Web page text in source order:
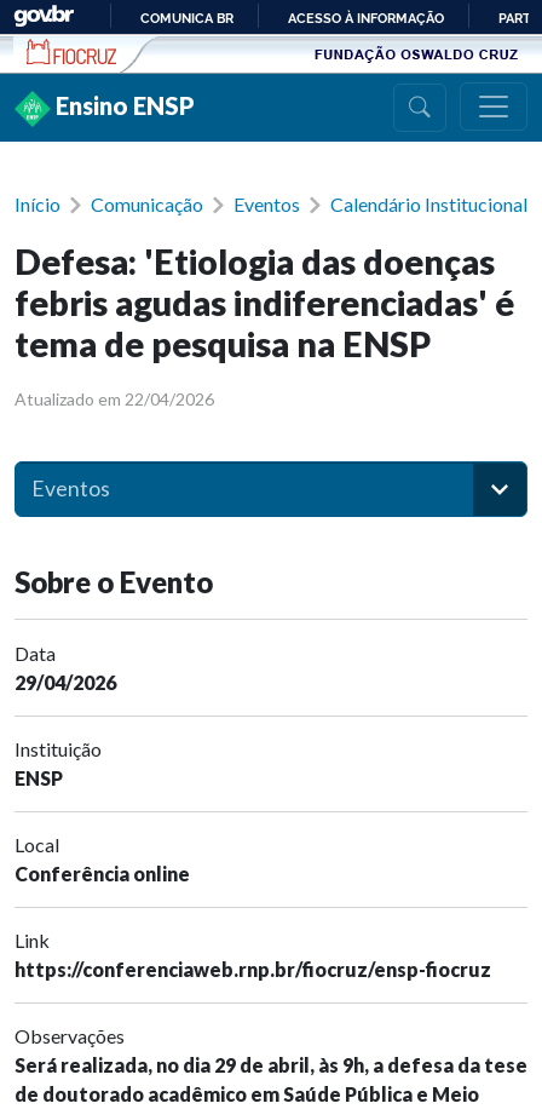
Ir para conteúdo
PARA
COMUNICA BR ACESSO À INFORMAÇÃO
Ensino ENSP
Início Comunicação Eventos Calendário Institucional
Defesa: 'Etiologia das doenças
febris agudas indiferenciadas' é
tema de pesquisa na ENSP
Atualizado em 22/04/2026
Eventos
Sobre o Evento
Data
29/04/2026
Instituição
ENSP
Local
Conferência online
Link
https://conferenciaweb.rnp.br/fiocruz/ensp-fiocruz
Observações
Será realizada, no dia 29 de abril, às 9h, a defesa da tese
de doutorado acadêmico em Saúde Pública e Meio